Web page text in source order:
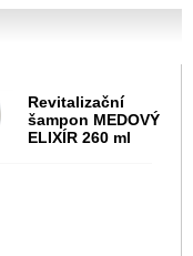
Revitalizační
šampon MEDOVÝ
ELIXÍR 260 ml